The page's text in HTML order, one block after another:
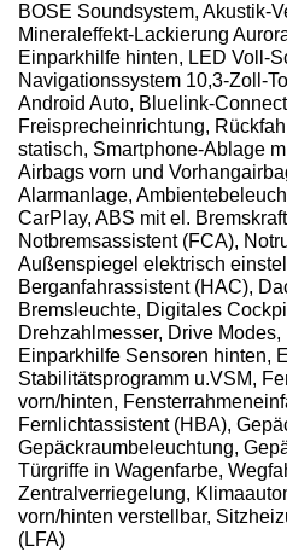
BOSE Soundsystem, Akustik-
Mineraleffekt-Lackierung
Einparkhilfe hinten, LED Voll-
Navigationssystem 10,3-Zoll-
Android Auto, Bluelink-
Freisprecheinrichtung,
statisch, Smartphone-Ablage
Airbags vorn und
Alarmanlage,
CarPlay, ABS mit el.
Notbremsassistent (FCA),
Außenspiegel elektrisch
Berganfahrassistent (HAC),
Bremsleuchte, Digitales
Drehzahlmesser, Drive
Einparkhilfe Sensoren hinten,
Stabilitätsprogramm u.VSM,
vorn/hinten,
Fernlichtassistent (HBA),
Gepäckraumbeleuchtung,
Türgriffe in Wagenfarbe,
Zentralverriegelung,
vorn/hinten verstellbar,
(LFA)